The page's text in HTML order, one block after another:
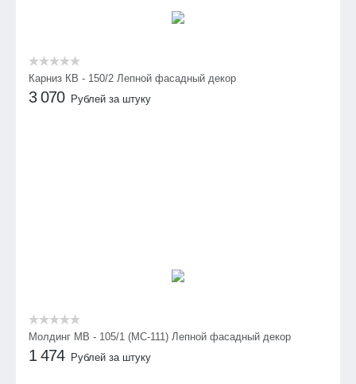
Карниз КВ - 150/2 Лепной фасадный декор
3 070 Рублей за штуку
Молдинг МВ - 105/1 (МС-111) Лепной фасадный декор
1 474 Рублей за штуку